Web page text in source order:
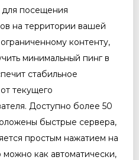
посещения
на территории вашей
контенту,
минимальный пинг в
стабильное
текущего
Доступно более 50
быстрые сервера,
простым нажатием на
можно как автоматически,